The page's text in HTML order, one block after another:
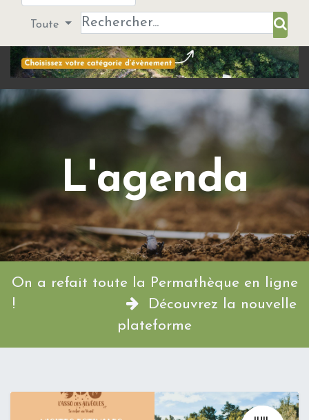
Toute
L'agenda
On a refait toute la Permathèque en ligne
!
Découvrez la nouvelle
plateforme